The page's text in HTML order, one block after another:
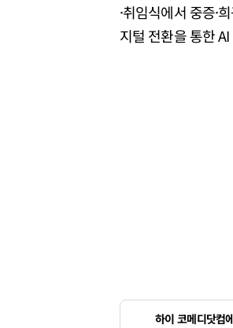
·취임식에서 중증·
지털 전환을 통한
하이 코메디닷컴